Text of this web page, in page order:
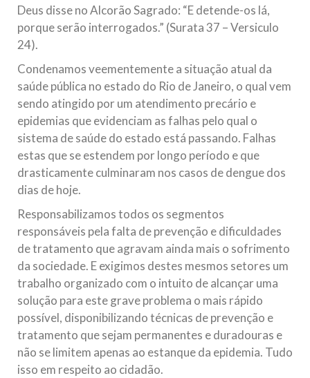
Falecimento do Imam Ali Ibn Al-Hussein
(A.S.)
Em nome de Deus, o Clemente, o Misericordioso! Diante da
data em que relembramos o martírio do quarto Imam dos
(A.S.), conhecido por “Zein Al-Ábidin” (Formosura
NOTÍCIAS
3 DE JULHO DE 2014
Centro Islâmico no Brasil recebe o ex-
ministro das Relações Exteriores da
República Islâmica do Irã
Brasil recebeu em sua sede, em São Paulo, o ex-ministro das
Relações Exteriores da República Islâmica do Irã, Sr. Kamal
Kharrazi, que encontra-se visitando
Deus disse no Alcorão Sagrado: “E detende-os lá,
porque serão interrogados.” (Surata 37 – Versiculo
24).
Condenamos veementemente a situação atual da
saúde pública no estado do Rio de Janeiro, o qual vem
sendo atingido por um atendimento precário e
epidemias que evidenciam as falhas pelo qual o
sistema de saúde do estado está passando. Falhas
estas que se estendem por longo período e que
drasticamente culminaram nos casos de dengue dos
dias de hoje.
Responsabilizamos todos os segmentos
responsáveis pela falta de prevenção e dificuldades
de tratamento que agravam ainda mais o sofrimento
da sociedade. E exigimos destes mesmos setores um
trabalho organizado com o intuito de alcançar uma
solução para este grave problema o mais rápido
possível, disponibilizando técnicas de prevenção e
tratamento que sejam permanentes e duradouras e
não se limitem apenas ao estanque da epidemia. Tudo
isso em respeito ao cidadão.